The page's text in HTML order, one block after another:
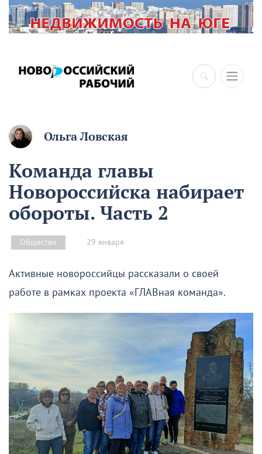
×
Ольга Ловская
Команда главы
Новороссийска набирает
обороты. Часть 2
Общество 29 января
Активные новороссийцы рассказали о своей
работе в рамках проекта «ГЛАВная команда».